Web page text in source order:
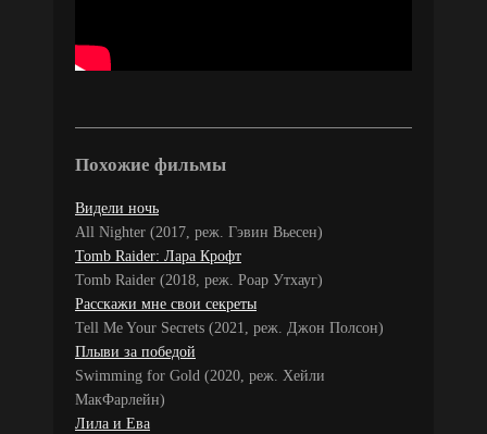
Похожие фильмы
Видели ночь
All Nighter (2017, реж. Гэвин Вьесен)
Tomb Raider: Лара Крофт
Tomb Raider (2018, реж. Роар Утхауг)
Расскажи мне свои секреты
Tell Me Your Secrets (2021, реж. Джон Полсон)
Плыви за победой
Swimming for Gold (2020, реж. Хейли
МакФарлейн)
Лила и Ева